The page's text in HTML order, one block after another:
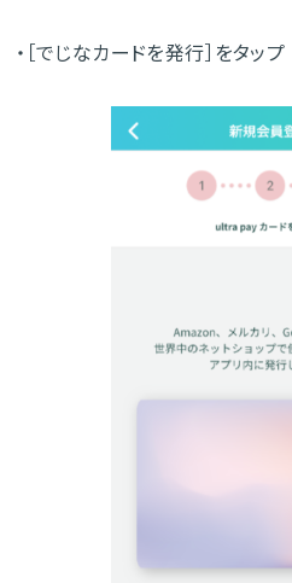
・［でじなカードを発行］をタップ